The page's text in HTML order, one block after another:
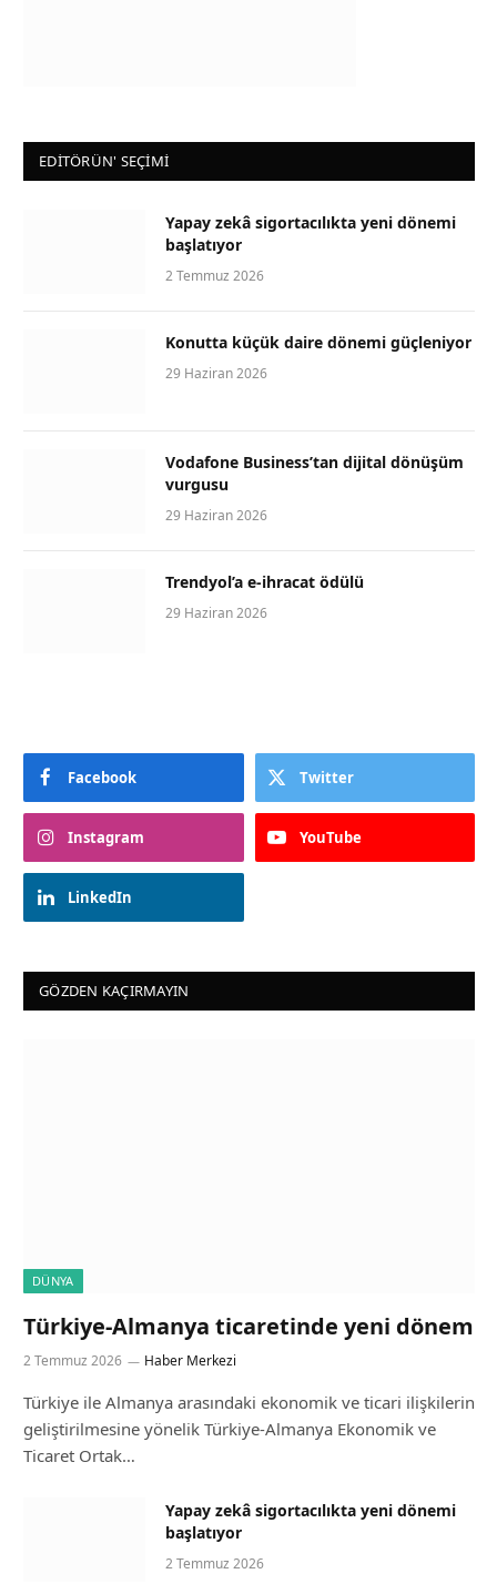
EDİTÖRÜN' SEÇİMİ
Yapay zekâ sigortacılıkta yeni dönemi
başlatıyor
2 Temmuz 2026
Konutta küçük daire dönemi güçleniyor
29 Haziran 2026
Vodafone Business’tan dijital dönüşüm
vurgusu
29 Haziran 2026
Trendyol’a e-ihracat ödülü
29 Haziran 2026
Facebook Twitter
Instagram YouTube
LinkedIn
GÖZDEN KAÇIRMAYIN
DÜNYA
Türkiye-Almanya ticaretinde yeni dönem
2 Temmuz 2026 Haber Merkezi
Türkiye ile Almanya arasındaki ekonomik ve ticari ilişkilerin
geliştirilmesine yönelik Türkiye-Almanya Ekonomik ve
Ticaret Ortak…
Yapay zekâ sigortacılıkta yeni dönemi
başlatıyor
2 Temmuz 2026